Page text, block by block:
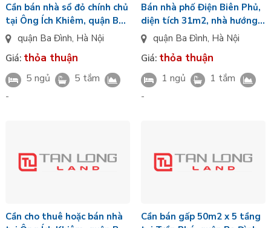
Cần bán nhà sổ đỏ chính chủ
tại Ông Ích Khiêm, quận Ba
Đìnhquận Ba Đình, Hà Nội
Giá: thỏa thuận
5 ngủ
5 tắm
-
Bán nhà phố Điện Biên Phủ,
diện tích 31m2, nhà hướng
namquận Ba Đình, Hà Nội
Giá: thỏa thuận
1 ngủ
1 tắm
-
Cần cho thuê hoặc bán nhà
Cần bán gấp 50m2 x 5 tầng